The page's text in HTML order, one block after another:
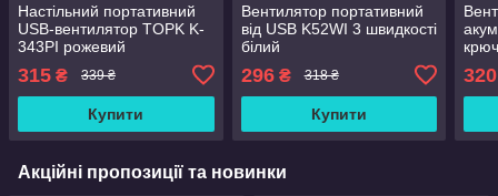
Настільний портативний
USB-вентилятор TOPK K-
343PI рожевий
315 ₴ 339 ₴
Купити
Вентилятор портативний
від USB K52WI 3 швидкості
білий
296₴ 318 ₴
Купити
320
Акційні пропозиції та новинки